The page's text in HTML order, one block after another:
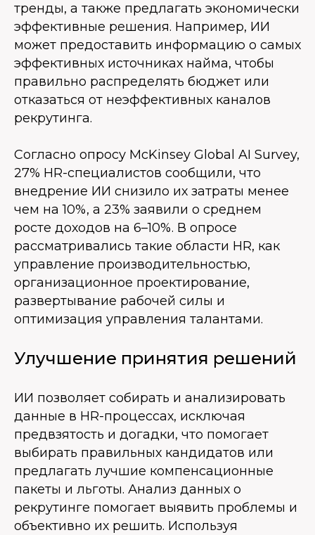
тренды, а также предлагать экономически
эффективные решения. Например, ИИ
может предоставить информацию о самых
эффективных источниках найма, чтобы
правильно распределять бюджет или
отказаться от неэффективных каналов
рекрутинга.
Согласно опросу McKinsey Global AI Survey,
27% HR-специалистов сообщили, что
внедрение ИИ снизило их затраты менее
чем на 10%, а 23% заявили о среднем
росте доходов на 6–10%. В опросе
рассматривались такие области HR, как
управление производительностью,
организационное проектирование,
развертывание рабочей силы и
оптимизация управления талантами.
Улучшение принятия решений
ИИ позволяет собирать и анализировать
данные в HR-процессах, исключая
предвзятость и догадки, что помогает
выбирать правильных кандидатов или
предлагать лучшие компенсационные
пакеты и льготы. Анализ данных о
рекрутинге помогает выявить проблемы и
объективно их решить. Используя